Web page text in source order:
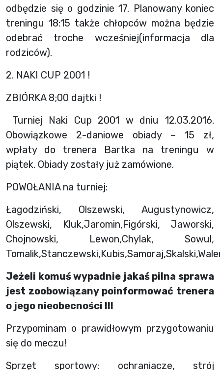
odbędzie się o godzinie 17. Planowany koniec
treningu 18:15 także chłopców można będzie
odebrać troche wcześniej(informacja dla
rodziców).
2. NAKI CUP 2001 !
ZBIÓRKA 8;00 dajtki !
Turniej Naki Cup 2001 w dniu 12.03.2016.
Obowiązkowe 2-daniowe obiady – 15 zł,
wpłaty do trenera Bartka na treningu w
piątek. Obiady zostały już zamówione.
POWOŁANIA na turniej:
Łagodziński, Olszewski, Augustynowicz,
Olszewski, Kluk,Jaromin,Figórski, Jaworski,
Chojnowski, Lewon,Chylak, Sowul,
Jeżeli komuś wypadnie jakaś pilna sprawa
jest zoobowiązany poinformować trenera
o jego nieobecności !!!
Przypominam o prawidłowym przygotowaniu
się do meczu!
Sprzęt sportowy: ochraniacze, strój